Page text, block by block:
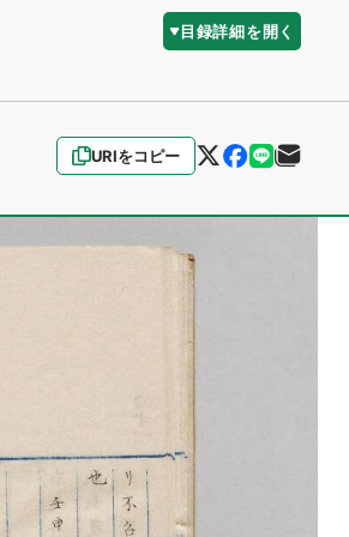
目録詳細を開く
URIをコピー